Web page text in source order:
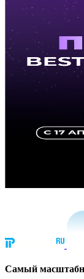
Cамый